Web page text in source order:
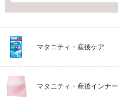
マタニティ・産後ケア
マタニティ・産後インナー